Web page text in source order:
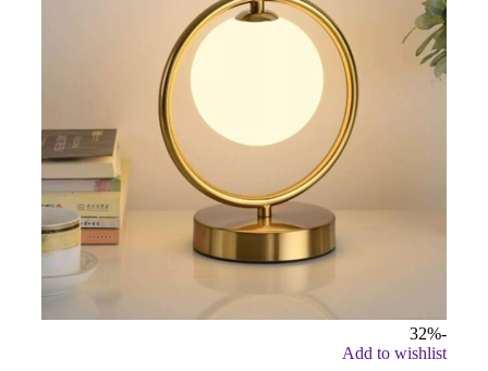
-32%
Add to wishlist